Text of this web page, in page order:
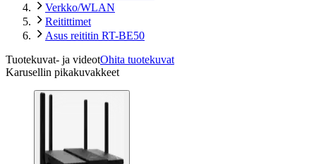
Verkko/WLAN
Reitittimet
Asus reititin RT-BE50
Tuotekuvat- ja videotOhita tuotekuvat
Karusellin pikakuvakkeet